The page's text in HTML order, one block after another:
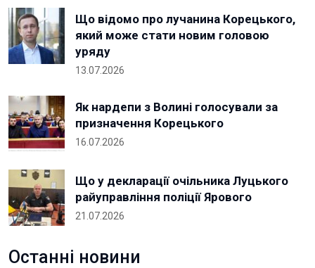
Що відомо про лучанина Корецького,
який може стати новим головою
уряду
13.07.2026
Як нардепи з Волині голосували за
призначення Корецького
16.07.2026
Що у декларації очільника Луцького
райуправління поліції Ярового
21.07.2026
Останні новини